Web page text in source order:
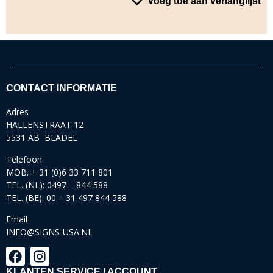
CONTACT INFORMATIE
Adres
HALLENSTRAAT 12
5531 AB BLADEL
Telefoon
MOB. + 31 (0)6 33 711 801
TEL. (NL): 0497 – 844 588
TEL. (BE): 00 – 31 497 844 588
Email
INFO@SIGNS-USA.NL